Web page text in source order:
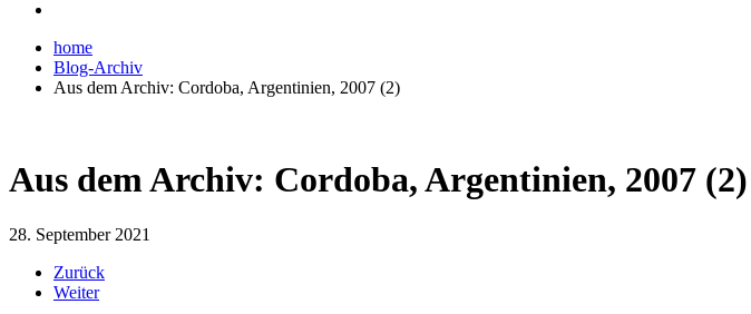
home
Blog-Archiv
Aus dem Archiv: Cordoba, Argentinien, 2007 (2)
Aus dem Archiv: Cordoba, Argentinien, 2007 (2)
28. September 2021
Zurück
Weiter